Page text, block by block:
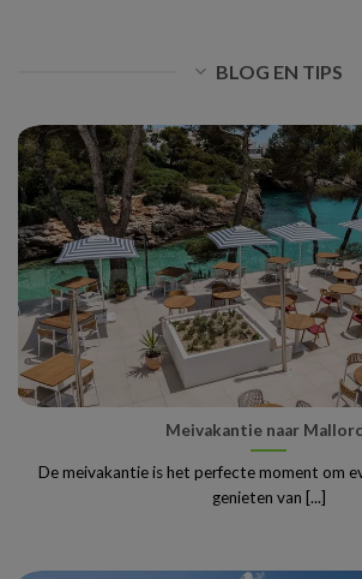
BLOG EN TIPS
Meivakantie naar
De meivakantie is het perfecte moment om
genieten van [...]